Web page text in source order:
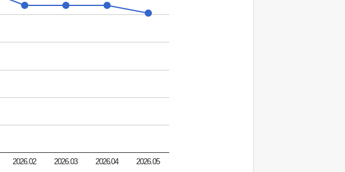
2026.02 2026.03 2026.04 2026.05